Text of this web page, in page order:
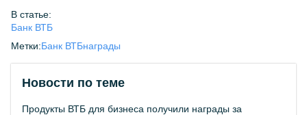
В статье:
Банк ВТБ
Метки:Банк ВТБнаграды
Новости по теме
Продукты ВТБ для бизнеса получили награды за